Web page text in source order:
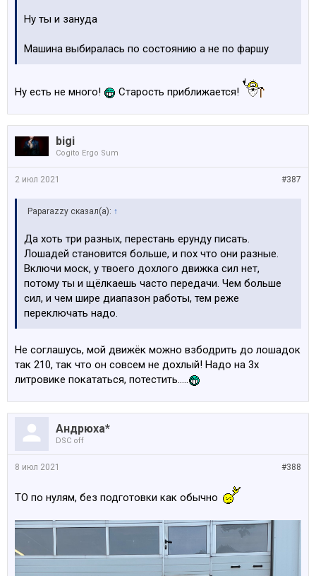
Ну ты и зануда
Машина выбиралась по состоянию а не по фаршу
Ну есть не много! Старость приближается!
bigi
Cogito Ergo Sum
#387
2 июл 2021
Paparazzy сказал(а): ↑
Да хоть три разных, перестань ерунду писать.
Лошадей становится больше, и пох что они разные.
Включи моск, у твоего дохлого движка сил нет,
потому ты и щёлкаешь часто передачи. Чем больше
сил, и чем шире диапазон работы, тем реже
переключать надо.
Не соглашусь, мой движёк можно взбодрить до лошадок
так 210, так что он совсем не дохлый! Надо на 3х
литровике покататься, потестить.....
Андрюха*
DSC off
#388
8 июл 2021
ТО по нулям, без подготовки как обычно